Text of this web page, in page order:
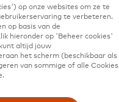
op onze websites om ze te
te verbeteren.
op basis van de
hieronder op 'Beheer cookies'
altijd jouw
het scherm (beschikbaar als
van sommige of alle Cookies,